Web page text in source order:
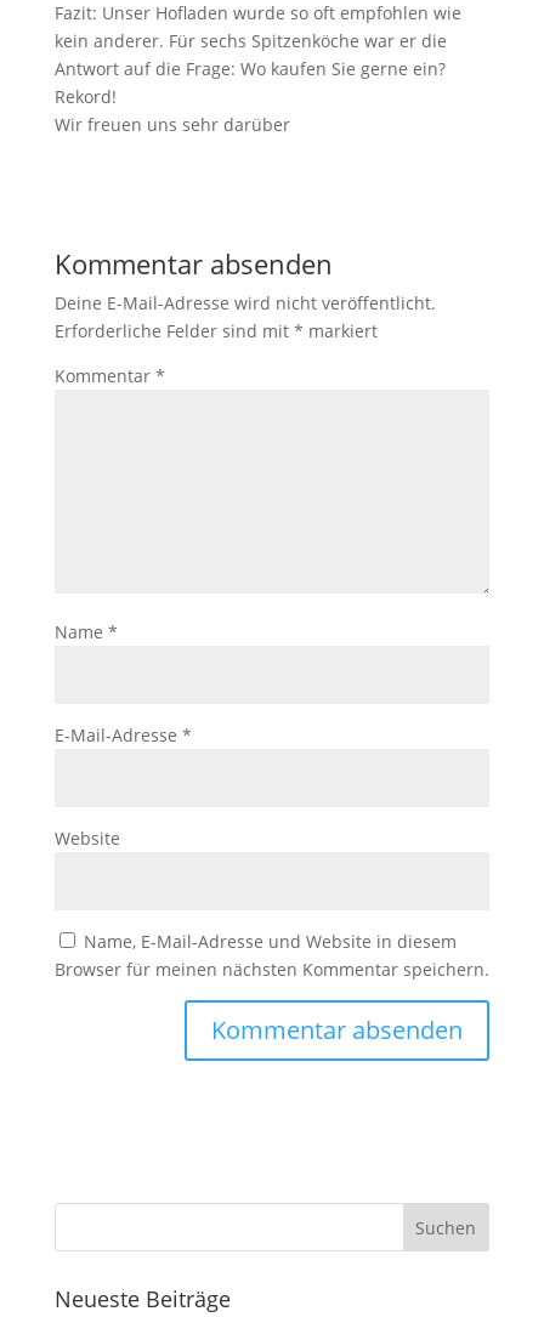
Fazit: Unser Hofladen wurde so oft empfohlen wie
kein anderer. Für sechs Spitzenköche war er die
Antwort auf die Frage: Wo kaufen Sie gerne ein?
Rekord!
Wir freuen uns sehr darüber
Kommentar absenden
Deine E-Mail-Adresse wird nicht veröffentlicht.
Erforderliche Felder sind mit * markiert
Kommentar *
Name *
E-Mail-Adresse *
Website
Name, E-Mail-Adresse und Website in diesem
Browser für meinen nächsten Kommentar speichern.
Neueste Beiträge